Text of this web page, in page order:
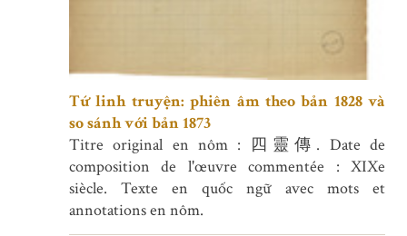
Tứ linh truyện: phiên âm theo bản 1828 và
so sánh với bản 1873
Titre original en nôm : 四靈傳. Date de
composition de l'œuvre commentée : XIXe
siècle. Texte en quốc ngữ avec mots et
annotations en nôm.